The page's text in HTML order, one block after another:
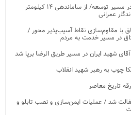
چالوس آماده جهشی تازه در مسیر توسعه/ از ساماندهی ۱۴ کیلومتر
عمرانی
با مقاوم‌سازی نقاط آسیب‌پذیر محور /
در مسیر خدمت به مردم
چوب به رهبر شهید انقلاب
تاریخ معاصر
شد / عملیات ایمن‌سازی و نصب تابلو و